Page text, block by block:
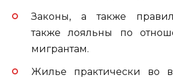
Законы, а также
также лояльны по
мигрантам.
Жилье практически во